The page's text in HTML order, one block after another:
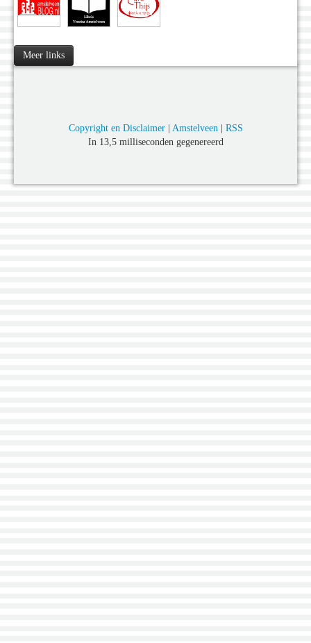
Meer links
Copyright en Disclaimer| Amstelveen| RSS
In 13,5 milliseconden gegenereerd